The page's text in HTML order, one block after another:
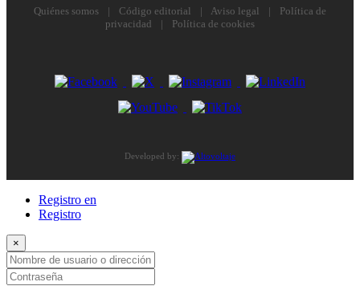
Quiénes somos | Código editorial | Aviso legal |
Política de
privacidad
| Política de cookies
Developed by:
Registro en
Registro
×
Nombre de usuario o dirección de correo electrónico
Contraseña